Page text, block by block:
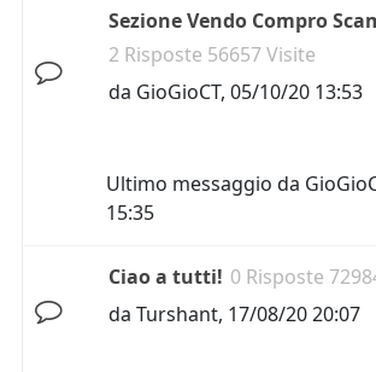
Sezione Vendo Compro
2 Risposte 56657 Visite
da GioGioCT, 05/10/20 13:53
Ultimo messaggio da
15:35
Ciao a tutti! 0 Risposte
da Turshant, 17/08/20 20:07